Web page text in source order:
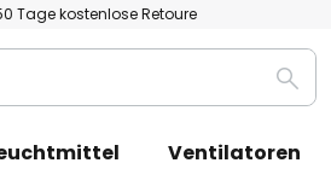
Tage kostenlose Retoure
Suche
Ventilatoren